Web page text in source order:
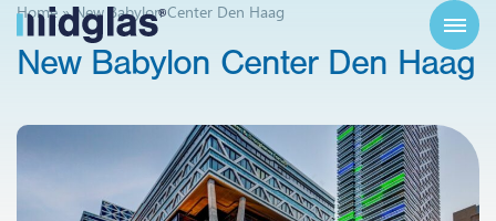
Home»New Babylon Center Den Haag
New Babylon Center Den Haag